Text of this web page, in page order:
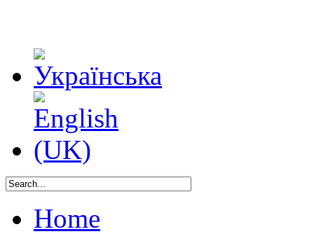
Home